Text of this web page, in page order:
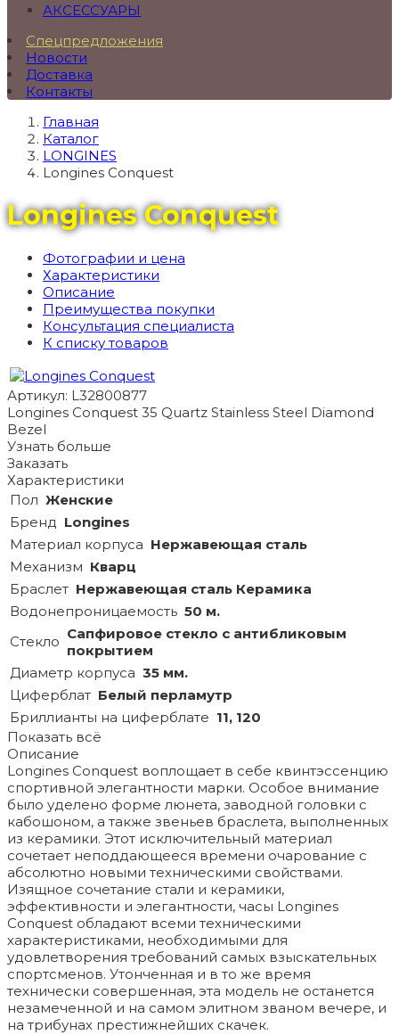
АКСЕССУАРЫ
Спецпредложения
Новости
Доставка
Контакты
Главная
Каталог
LONGINES
Longines Conquest
Longines Conquest
Фотографии и цена
Характеристики
Описание
Преимущества покупки
Консультация специалиста
К списку товаров
Артикул: L32800877
Longines Conquest 35 Quartz Stainless Steel Diamond
Bezel
Узнать больше
Заказать
Характеристики
Пол Женские
Бренд Longines
Материал корпуса Нержавеющая сталь
Механизм Кварц
Браслет Нержавеющая сталь Керамика
Водонепроницаемость 50 м.
Стекло Сапфировое стекло с антибликовым
покрытием
Диаметр корпуса 35 мм.
Циферблат Белый перламутр
Бриллианты на циферблате 11, 120
Показать всё
Описание
Longines Conquest воплощает в себе квинтэссенцию
спортивной элегантности марки. Особое внимание
было уделено форме люнета, заводной головки с
кабошоном, а также звеньев браслета, выполненных
из керамики. Этот исключительный материал
сочетает неподдающееся времени очарование с
абсолютно новыми техническими свойствами.
Изящное сочетание стали и керамики,
эффективности и элегантности, часы Longines
Conquest обладают всеми техническими
характеристиками, необходимыми для
удовлетворения требований самых взыскательных
спортсменов. Утонченная и в то же время
технически совершенная, эта модель не останется
незамеченной и на самом элитном званом вечере, и
на трибунах престижнейших скачек.